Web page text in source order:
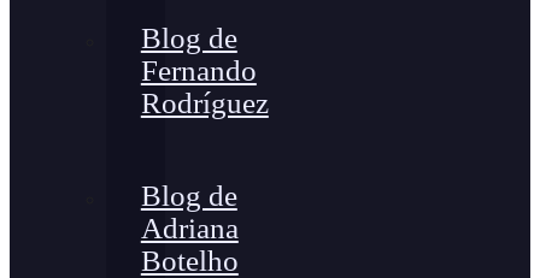
Blog de
Fernando
Rodríguez
Blog de
Adriana
Botelho